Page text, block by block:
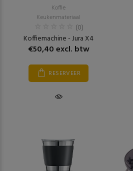
Koffie
Keukenmateriaal
(0)
Koffiemachine - Jura X4
€50,40 excl. btw
RESERVEER